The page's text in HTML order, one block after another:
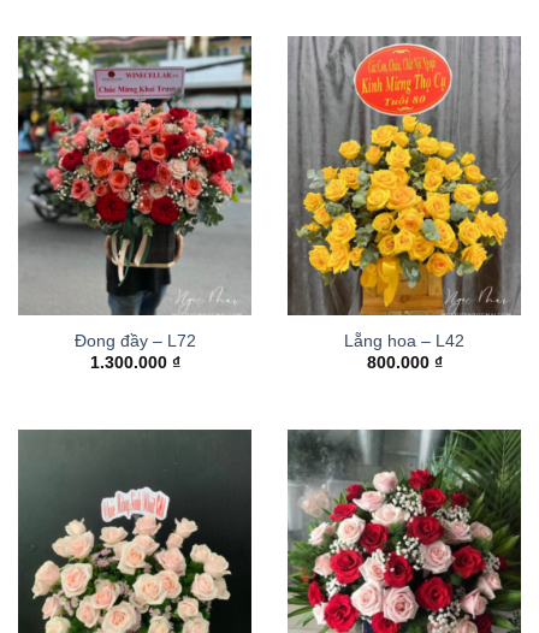
Đong đầy – L72
1.300.000 ₫
Lẵng hoa – L42
800.000 ₫